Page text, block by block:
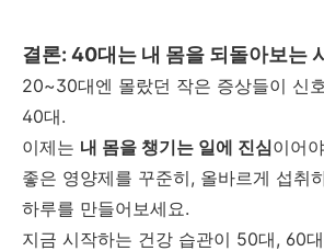
결론: 40대는 내 몸을 되돌아보는
20~30대엔 몰랐던 작은 증상들이 신
40대.
이제는 내 몸을 챙기는 일에 진심이어
좋은 영양제를 꾸준히, 올바르게 섭취
하루를 만들어보세요.
지금 시작하는 건강 습관이 50대, 60